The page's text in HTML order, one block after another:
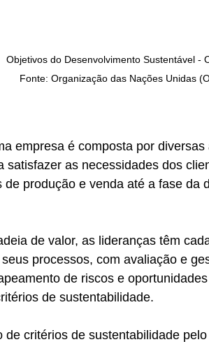
Objetivos do Desenvolvimento Sustentável -
Fonte: Organização das Nações Unidas
satisfazer as necessidades dos
de produção e venda até a fase da
de valor, as lideranças têm
processos, com avaliação e
de riscos e
de sustentabilidade.
de critérios de sustentabilidade